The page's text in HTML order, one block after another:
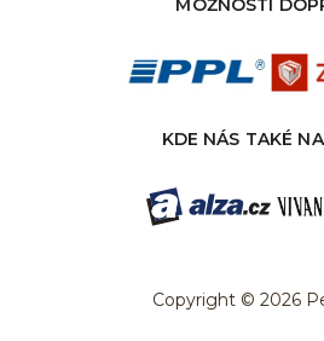
MOŽNOSTI
KDE NÁS TAKÉ
Copyright © 2026